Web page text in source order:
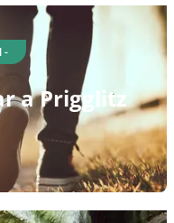
-
a Prigglitz